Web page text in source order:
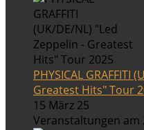
PHYSICAL GRAFFITI
Greatest Hits" Tour
15 März 25
Veranstaltungen am